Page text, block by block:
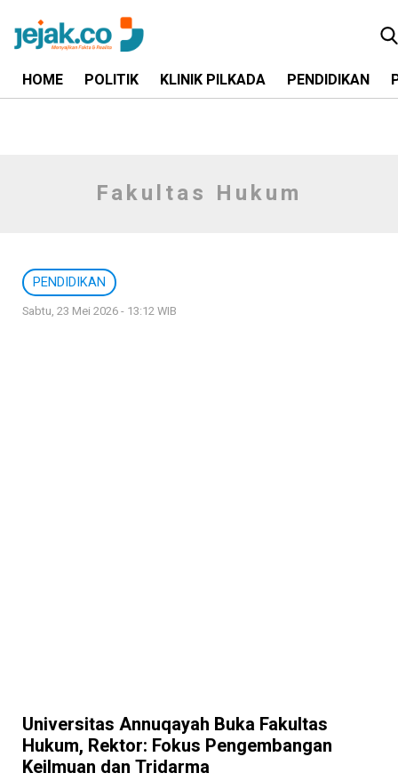
HOME POLITIK KLINIK PILKADA PENDIDIKAN
Fakultas Hukum
PENDIDIKAN
Sabtu, 23 Mei 2026 - 13:12 WIB
Universitas Annuqayah Buka Fakultas
Hukum, Rektor: Fokus Pengembangan
Keilmuan dan Tridarma